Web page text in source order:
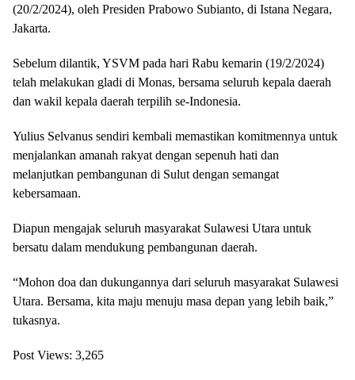
(20/2/2024), oleh Presiden Prabowo Subianto, di Istana Negara,
Jakarta.
Sebelum dilantik, YSVM pada hari Rabu kemarin (19/2/2024)
telah melakukan gladi di Monas, bersama seluruh kepala daerah
dan wakil kepala daerah terpilih se-Indonesia.
Yulius Selvanus sendiri kembali memastikan komitmennya untuk
menjalankan amanah rakyat dengan sepenuh hati dan
melanjutkan pembangunan di Sulut dengan semangat
kebersamaan.
Diapun mengajak seluruh masyarakat Sulawesi Utara untuk
bersatu dalam mendukung pembangunan daerah.
“Mohon doa dan dukungannya dari seluruh masyarakat Sulawesi
Utara. Bersama, kita maju menuju masa depan yang lebih baik,”
tukasnya.
Post Views: 3,265